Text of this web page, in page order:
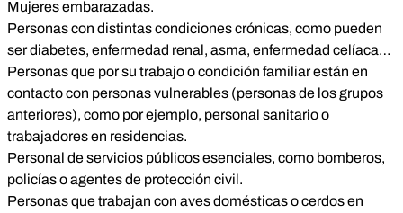
Mujeres embarazadas.
Personas con distintas condiciones crónicas, como pueden
ser diabetes, enfermedad renal, asma, enfermedad celíaca…
Personas que por su trabajo o condición familiar están en
contacto con personas vulnerables (personas de los grupos
anteriores), como por ejemplo, personal sanitario o
trabajadores en residencias.
Personal de servicios públicos esenciales, como bomberos,
policías o agentes de protección civil.
Personas que trabajan con aves domésticas o cerdos en